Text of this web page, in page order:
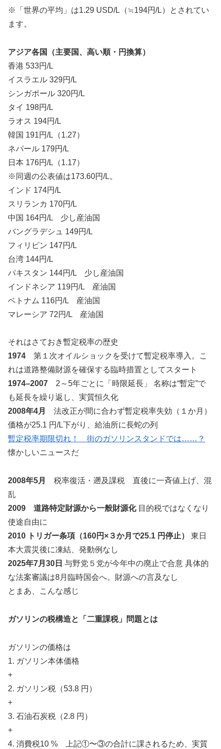
※「世界の平均」は1.29 USD/L（≒194円/L）とされてい
ます。
アジア各国（主要国、高い順・円換算）
香港 533円/L
イスラエル 329円/L
シンガポール 320円/L
タイ 198円/L
ラオス 194円/L
韓国 191円/L（1.27）
ネパール 179円/L
日本 176円/L（1.17）
※同週の公表値は173.60円/L。
インド 174円/L
スリランカ 170円/L
中国 164円/L 少し産油国
バングラデシュ 149円/L
フィリピン 147円/L
台湾 144円/L
パキスタン 144円/L 少し産油国
インドネシア 119円/L 産油国
ベトナム 116円/L 産油国
マレーシア 72円/L 産油国
それはさておき暫定税率の歴史
1974 第１次オイルショックを受けて暫定税率導入。こ
れは道路整備財源を確保する臨時措置としてスタート
1974–2007 2～5年ごとに「時限延長」 名称は“暫定”で
も延長を繰り返し、実質恒久化
2008年4月
法改正が間に合わず暫定税率失効（１か月）
価格が25.1 円/L下がり、給油所に長蛇の列
暫定税率期限切れ！ 街のガソリンスタンドでは……？
懐かしいニュースだ
2008年5月
税率復活・遡及課税 直後に一斉値上げ、混
乱
2009
道路特定財源から一般財源化目的税ではなくなり
使途自由に
2010
トリガー条項（160円×３か月で25.1 円停止）
東日
本大震災後に凍結、発動例なし
2025年7月30日 与野党５党が今年中の廃止で合意 具体的
な法案審議は8月臨時国会へ。財源への言及なし
とまあ、こんな感じ
ガソリンの税構造と「二重課税」問題とは
ガソリンの価格は
1. ガソリン本体価格
+
2. ガソリン税（53.8 円）
+
3. 石油石炭税（2.8 円）
+
4. 消費税10 % 上記①〜③の合計に課されるため、実質